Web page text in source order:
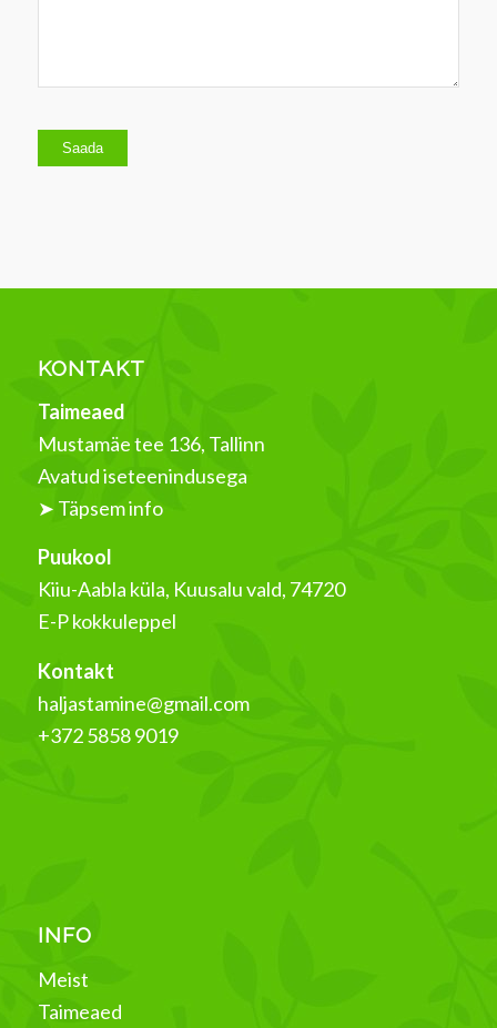
Please
leave
KONTAKT
Taimeaed
Mustamäe tee 136, Tallinn
Avatud iseteenindusega
➤ Täpsem info
Puukool
Kiiu-Aabla küla, Kuusalu vald, 74720
E-P kokkuleppel
Kontakt
haljastamine@gmail.com
+372 5858 9019
INFO
Meist
Taimeaed